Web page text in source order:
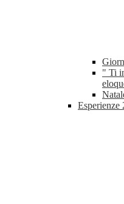
" Ti
Esperienze